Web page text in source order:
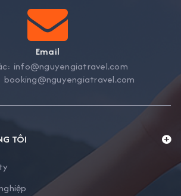
Email
info@nguyengiatravel.com
booking@nguyengiatravel.com
TÔI